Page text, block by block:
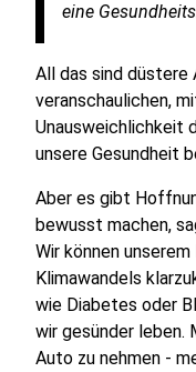
eine
All das sind düstere
veranschaulichen,
Unausweichlichkeit
unsere Gesundheit
Aber es gibt
bewusst machen,
Wir können
Klimawandels
wie Diabetes oder
wir gesünder leben.
Auto zu nehmen -